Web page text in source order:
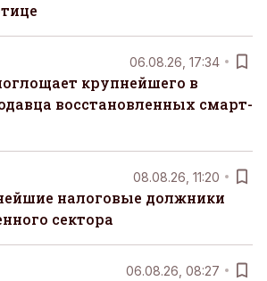
06.08.26, 17:34
крупнейшего в
восстановленных смарт-
08.08.26, 11:20
налоговые должники
сектора
06.08.26, 08:27